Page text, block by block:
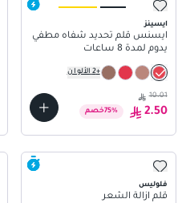
ايسينز
ايسنس قلم تحديد شفاه مطفي
يدوم لمدة 8 ساعات
+
2 الألوان
10.01
2.50
75% خصم
فلوليس
قلم ازالة الشعر